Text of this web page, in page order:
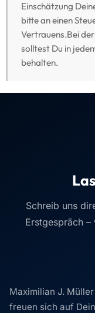
Einschätzung
bitte an einen
Vertrauens.Bei
solltest Du in
behalten.
Schreib uns
Erstgespräch
Maximilian J.
freuen sich auf